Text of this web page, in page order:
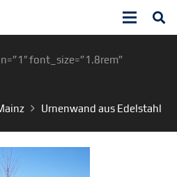
font_size=”1.8rem”
Urnenwand aus Edelstahl